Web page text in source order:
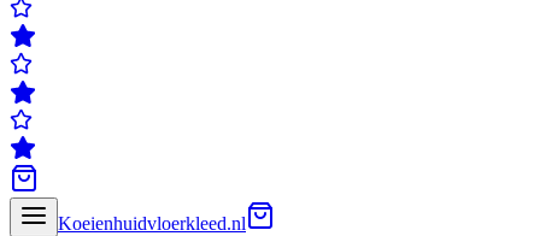
Koeienhuidvloerkleed.nl